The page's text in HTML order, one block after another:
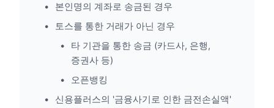
본인명의 계좌로 송금된 경우
토스를 통한 거래가 아닌 경우
타 기관을 통한 송금 (카드사, 은행,
증권사 등)
오픈뱅킹
신용플러스의 '금융사기로 인한 금전손실액'